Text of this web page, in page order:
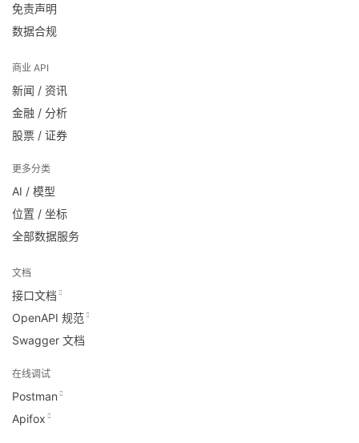
免责声明
数据合规
商业 API
新闻 / 资讯
金融 / 分析
股票 / 证券
更多分类
AI / 模型
位置 / 坐标
全部数据服务
文档
接口文档
OpenAPI 规范
Swagger 文档
在线调试
Postman
Apifox